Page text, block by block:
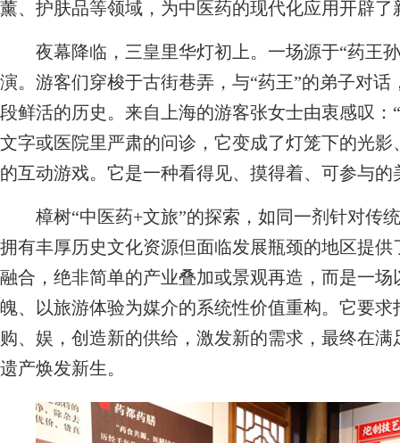
薰、护肤品等领域，为中医药的现代化应用开辟了
夜幕降临，三皇里华灯初上。一场源于“药王孙
演。游客们穿梭于古街巷弄，与“药王”的弟子对
段鲜活的历史。来自上海的游客张女士由衷感叹
文字或医院里严肃的问诊，它变成了灯笼下的光
的互动游戏。它是一种看得见、摸得着、可参与的
樟树“中医药+文旅”的探索，如同一剂针对传统
拥有丰厚历史文化资源但面临发展瓶颈的地区提
融合，绝非简单的产业叠加或景观再造，而是一
魄、以旅游体验为媒介的系统性价值重构。它要
购、娱，创造新的供给，激发新的需求，最终在
遗产焕发新生。